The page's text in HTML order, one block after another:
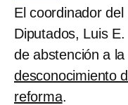
El coordinador
Diputados, Luis
de abstención a
desconocimiento
reforma.